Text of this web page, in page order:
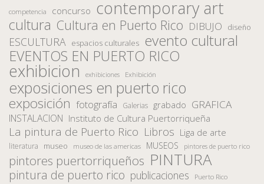
competencia concurso contemporary art
cultura Cultura en Puerto Rico DIBUJO diseño
ESCULTURA espacios culturales evento cultural
EVENTOS EN PUERTO RICO
exhibicion exhibiciones Exhibición
exposiciones en puerto rico
exposición fotografía Galerias grabado GRAFICA
INSTALACION Instituto de Cultura Puertorriqueña
La pintura de Puerto Rico Libros Liga de arte
literatura museo museo de las americas MUSEOS pintores de puerto rico
pintores puertorriqueños PINTURA
pintura de puerto rico publicaciones Puerto Rico